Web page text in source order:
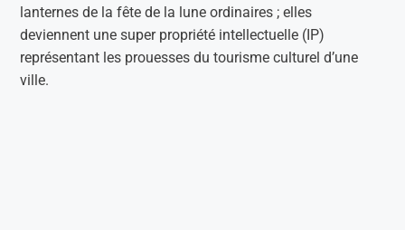
lanternes de la fête de la lune ordinaires ; elles
deviennent une super propriété intellectuelle (IP)
représentant les prouesses du tourisme culturel d’une
ville.